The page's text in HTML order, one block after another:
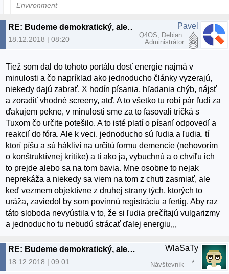
Environment
RE: Budeme demokratický, alebo to budeme občasne čistiť?
18.12.2018 | 08:20
Pavel
Q4OS, Debian
Administrátor
Tiež som dal do tohoto portálu dosť energie najmä v
minulosti a čo napríklad ako jednoducho články vyzerajú,
niekedy dajú zabrať. X hodín písania, hľadania chýb, nájsť
a zoradiť vhodné screeny, atď. A to všetko tu robí pár ľudí za
ďakujem pekne, v minulosti sme za to fasovali tričká s
Tuxom čo určite potešilo. A to isté platí o písaní odpovedí a
reakcií do fóra. Ale k veci, jednoducho sú ľudia a ľudia, tí
ktorí píšu a sú hákliví na určitú formu demencie (nehovorím
o konštruktívnej kritike) a tí ako ja, vybuchnú a o chvíľu ich
to prejde alebo sa na tom bavia. Mne osobne to nejak
neprekáža a niekedy sa viem na tom z chuti zasmiať, ale
keď vezmem objektívne z druhej strany tých, ktorých to
uráža, zaviedol by som povinnú registráciu a fertig. Aby raz
táto sloboda nevyústila v to, že si ľudia prečítajú vulgarizmy
a jednoducho tu nebudú strácať ďalej energiu,,,
RE: Budeme demokratický, alebo to budeme občasne čistiť?
18.12.2018 | 09:01
WlaSaTy
Návštevník